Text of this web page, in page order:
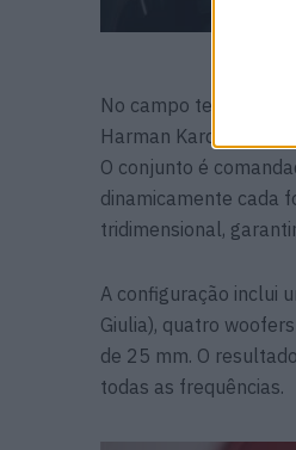
No campo
Harman Kardon,
O conjunto é
dinamicamente cada
tridimensional,
A configuração inclui
Giulia), quatro
de 25 mm. O
todas as frequências.